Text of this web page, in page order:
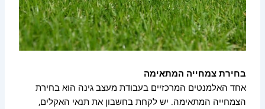
בחירת צמחייה המתאימה
אחד האלמנטים המרכזיים בעבודת מעצב גינה הוא בחירת
הצמחייה המתאימה. יש לקחת בחשבון את תנאי האקלים,